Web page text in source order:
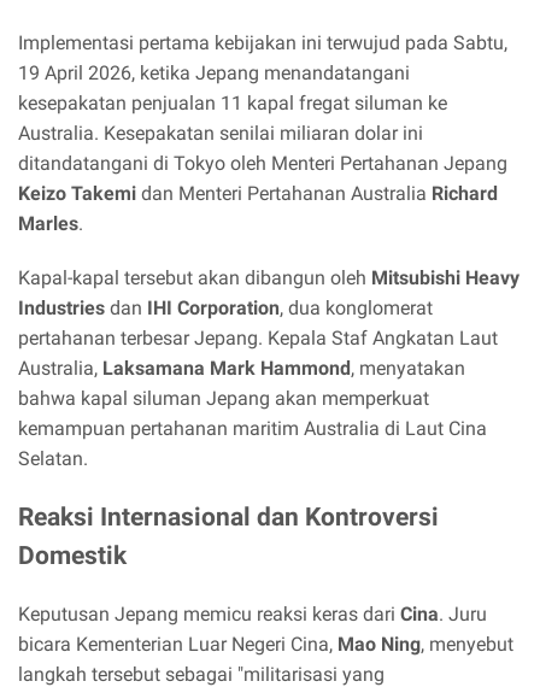
Implementasi pertama kebijakan ini terwujud pada Sabtu,
19 April 2026, ketika Jepang menandatangani
kesepakatan penjualan 11 kapal fregat siluman ke
Australia. Kesepakatan senilai miliaran dolar ini
ditandatangani di Tokyo oleh Menteri Pertahanan Jepang
Keizo Takemi dan Menteri Pertahanan Australia Richard
Marles.
Kapal-kapal tersebut akan dibangun oleh Mitsubishi Heavy
Industries dan IHI Corporation, dua konglomerat
pertahanan terbesar Jepang. Kepala Staf Angkatan Laut
Australia, Laksamana Mark Hammond, menyatakan
bahwa kapal siluman Jepang akan memperkuat
kemampuan pertahanan maritim Australia di Laut Cina
Selatan.
Reaksi Internasional dan Kontroversi
Domestik
Keputusan Jepang memicu reaksi keras dari Cina. Juru
bicara Kementerian Luar Negeri Cina, Mao Ning, menyebut
langkah tersebut sebagai "militarisasi yang